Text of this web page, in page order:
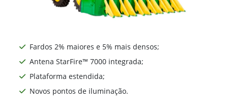
Fardos 2% maiores e 5% mais densos;
Antena StarFire™ 7000 integrada;
Plataforma estendida;
Novos pontos de iluminação.